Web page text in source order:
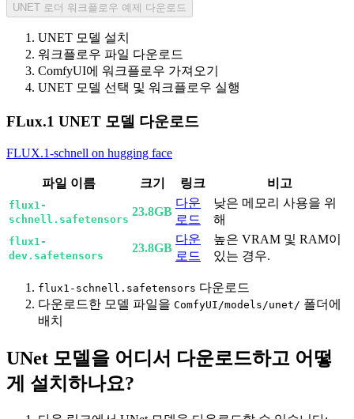
UNET 로더 워크플로우 예제 다운로드
UNET 모델 설치
워크플로우 파일 다운로드
ComfyUI에 워크플로우 가져오기
UNET 모델 선택 및 워크플로우 실행
FLux.1 UNET 모델 다운로드
FLUX.1-schnell on hugging face
파일 이름 크기 링크 비고
flux1-
schnell.safetensors
23.8GB
다운
로드
낮은 메모리 사용을 위
해
flux1-
dev.safetensors
23.8GB
다운
로드
높은 VRAM 및 RAM이
있는 경우.
flux1-schnell.safetensors 다운로드
다운로드한 모델 파일을 ComfyUI/models/unet/ 폴더에
배치
UNet 모델을 어디서 다운로드하고 어떻
게 설치하나요?